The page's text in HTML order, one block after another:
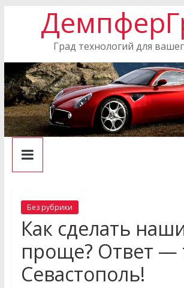
Град технологий для
Без рубрики
Как сделать
проще? Ответ —
Севастополь!